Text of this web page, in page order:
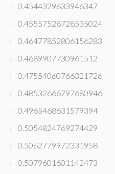
0.4544329633946347
0.45557528728535024
0.46477852806156283
0.4689907730961512
0.47554060766321726
0.48532666797680946
0.4965468631579394
0.5054824769274429
0.5062779972331958
0.5079601601142473